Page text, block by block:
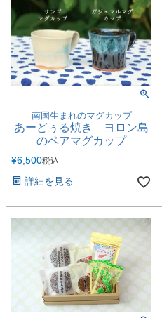
南国生まれのマグカップ
あーどぅる焼き ヨロン島
のペアマグカップ
¥6,500税込
詳細を見る